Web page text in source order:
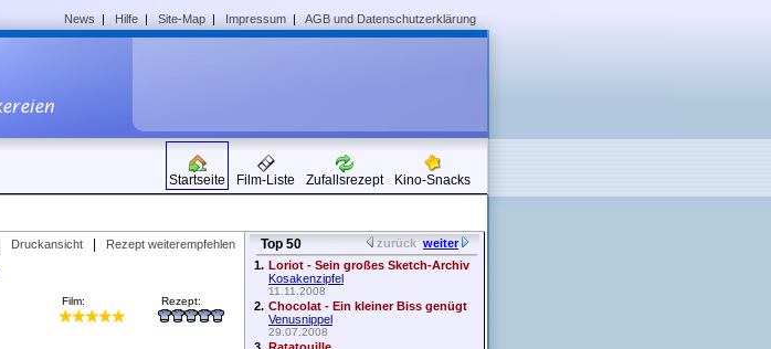
News | Hilfe | Site-Map | Impressum | AGB und Datenschutzerklärung
Startseite Film-Liste Zufallsrezept Kino-Snacks
Druckansicht Rezept weiterempfehlen
Rezept:
Film:
zurück weiter
Top 50
1. Loriot - Sein großes Sketch-Archiv
Kosakenzipfel
11.11.2008
2. Chocolat - Ein kleiner Biss genügt
Venusnippel
29.07.2008